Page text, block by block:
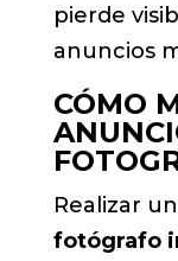
pierde
anuncios
CÓMO
Realizar
fotógrafo